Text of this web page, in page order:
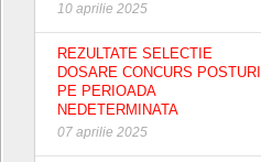
10 aprilie 2025
REZULTATE SELECTIE
DOSARE CONCURS POSTURI
PE PERIOADA
NEDETERMINATA
07 aprilie 2025